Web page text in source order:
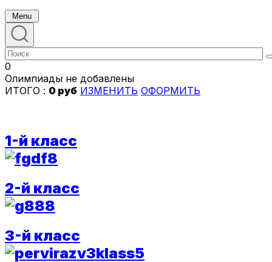
Menu
0
Олимпиады не добавлены
ИТОГО : 0 руб ИЗМЕНИТЬ ОФОРМИТЬ
1-й класс
2-й класс
3-й класс